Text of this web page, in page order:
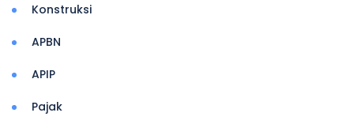
Konstruksi
APBN
APIP
Pajak